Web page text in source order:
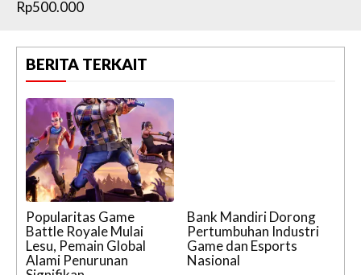
Rp500.000
BERITA TERKAIT
Popularitas Game
Battle Royale Mulai
Lesu, Pemain Global
Alami Penurunan
Bank Mandiri Dorong
Pertumbuhan Industri
Game dan Esports
Nasional